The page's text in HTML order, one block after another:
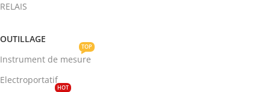
RELAIS
OUTILLAGE
Instrument de mesure
TOP
Electroportatif
HOT